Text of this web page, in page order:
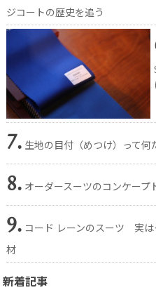
ジコートの歴史を追う
7. 生地の目付（めつけ）って何
8. オーダースーツのコンケープ
9. コード レーンのスーツ 実は
材
新着記事